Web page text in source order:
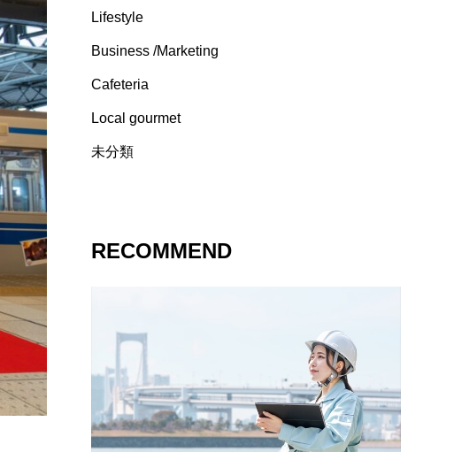
Lifestyle
Business /Marketing
Cafeteria
Local gourmet
未分類
RECOMMEND